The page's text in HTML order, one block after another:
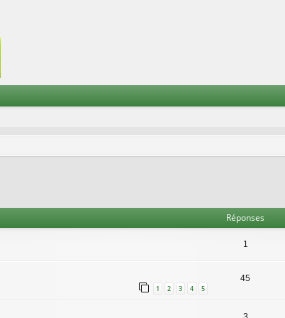
Réponses
1
1 2 3 4 5
45